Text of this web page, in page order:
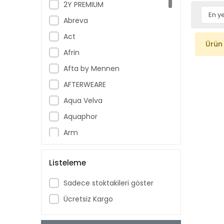
2Y PREMIUM
Abreva
Act
Afrin
Afta by Mennen
AFTERWEARE
Aqua Velva
Aquaphor
Arm
Aspercreme
Aussie
Aveeno Baby
Listeleme
Sadece stoktakileri göster
Ücretsiz Kargo